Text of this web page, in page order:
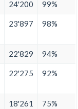
24'200 99%
23'897 98%
22'829 94%
22'275 92%
18'261 75%